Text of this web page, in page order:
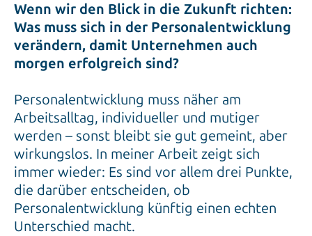
Wenn wir den Blick in die Zukunft richten:
Was muss sich in der Personalentwicklung
verändern, damit Unternehmen auch
morgen erfolgreich sind?
Personalentwicklung muss näher am
Arbeitsalltag, individueller und mutiger
werden – sonst bleibt sie gut gemeint, aber
wirkungslos. In meiner Arbeit zeigt sich
immer wieder: Es sind vor allem drei Punkte,
die darüber entscheiden, ob
Personalentwicklung künftig einen echten
Unterschied macht.